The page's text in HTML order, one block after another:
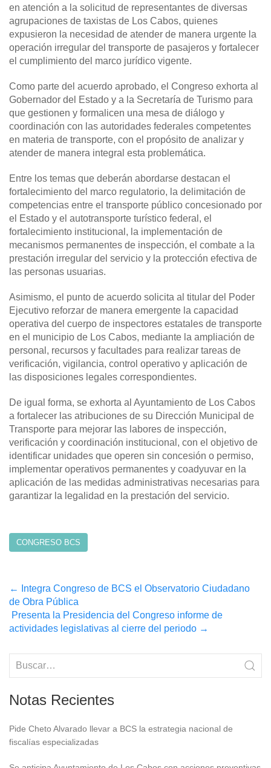
en atención a la solicitud de representantes de diversas
agrupaciones de taxistas de Los Cabos, quienes
expusieron la necesidad de atender de manera urgente la
operación irregular del transporte de pasajeros y fortalecer
el cumplimiento del marco jurídico vigente.
Como parte del acuerdo aprobado, el Congreso exhorta al
Gobernador del Estado y a la Secretaría de Turismo para
que gestionen y formalicen una mesa de diálogo y
coordinación con las autoridades federales competentes
en materia de transporte, con el propósito de analizar y
atender de manera integral esta problemática.
Entre los temas que deberán abordarse destacan el
fortalecimiento del marco regulatorio, la delimitación de
competencias entre el transporte público concesionado por
el Estado y el autotransporte turístico federal, el
fortalecimiento institucional, la implementación de
mecanismos permanentes de inspección, el combate a la
prestación irregular del servicio y la protección efectiva de
las personas usuarias.
Asimismo, el punto de acuerdo solicita al titular del Poder
Ejecutivo reforzar de manera emergente la capacidad
operativa del cuerpo de inspectores estatales de transporte
en el municipio de Los Cabos, mediante la ampliación de
personal, recursos y facultades para realizar tareas de
verificación, vigilancia, control operativo y aplicación de
las disposiciones legales correspondientes.
De igual forma, se exhorta al Ayuntamiento de Los Cabos
a fortalecer las atribuciones de su Dirección Municipal de
Transporte para mejorar las labores de inspección,
verificación y coordinación institucional, con el objetivo de
identificar unidades que operen sin concesión o permiso,
implementar operativos permanentes y coadyuvar en la
aplicación de las medidas administrativas necesarias para
garantizar la legalidad en la prestación del servicio.
CONGRESO BCS
Post
navigation
←
Integra Congreso de BCS el Observatorio Ciudadano
de Obra Pública
Presenta la Presidencia del Congreso informe de
actividades legislativas al cierre del periodo →
Notas Recientes
Pide Cheto Alvarado llevar a BCS la estrategia nacional de
fiscalías especializadas